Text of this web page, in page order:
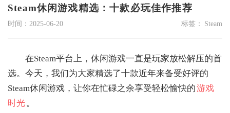
推荐
Steam休闲游戏精选：十款必玩佳作推荐
时间：2025-06-20 标签： Steam
在Steam平台上，休闲游戏一直是玩家放松解压的首
选。今天，我们为大家精选了十款近年来备受好评的
Steam休闲游戏，让你在忙碌之余享受轻松愉快的游戏
时光。